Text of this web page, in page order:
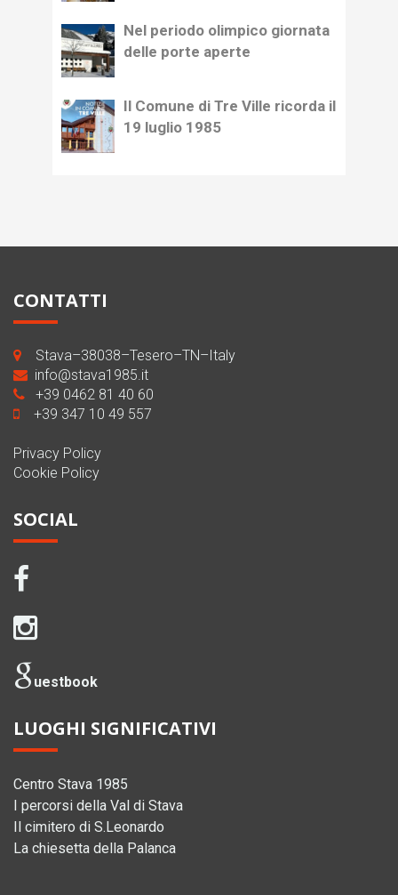
Nel periodo olimpico giornata
delle porte aperte
Il Comune di Tre Ville ricorda il
19 luglio 1985
CONTATTI
Stava–38038–Tesero–TN–Italy
info@stava1985.it
+39 0462 81 40 60
+39 347 10 49 557
Privacy Policy
Cookie Policy
SOCIAL
uestbook
LUOGHI SIGNIFICATIVI
Centro Stava 1985
I percorsi della Val di Stava
Il cimitero di S.Leonardo
La chiesetta della Palanca